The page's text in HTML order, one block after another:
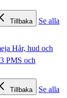
Tillbaka
Se alla
Hår, hud och
PMS och
Tillbaka
Se alla